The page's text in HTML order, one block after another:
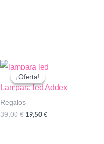
¡Oferta!
¡Oferta!
Lampara led Addex
Regalos
39,00€ El
19,50€El